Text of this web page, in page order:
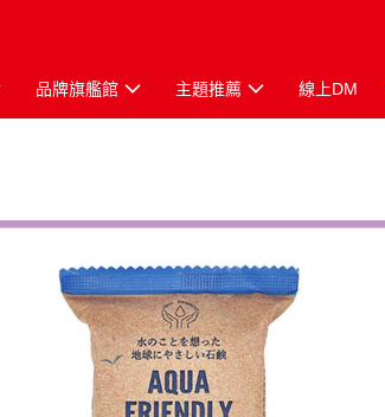
品牌旗艦館 主題推薦 線上DM